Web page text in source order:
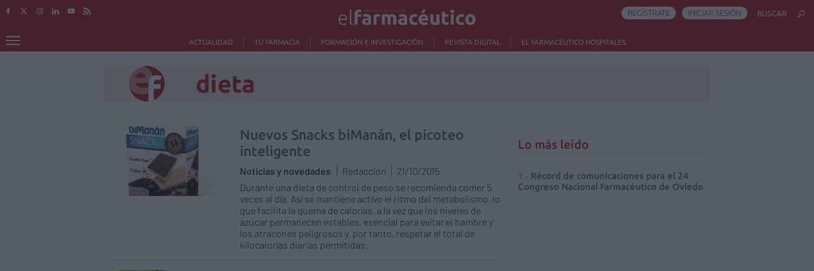
ACTUALIDAD TU FARMACIA FORMACIÓN E INVESTIGACIÓN REVISTA DIGITAL EL FARMACÉUTICO HOSPITALES
REGÍSTRATE INICIAR SESIÓN BUSCAR
dieta
Nuevos Snacks biManán, el picoteo
inteligente
Noticias y novedades Redacción
21/10/2015
Durante una dieta de control de peso se recomienda comer 5
veces al día. Así se mantiene activo el ritmo del metabolismo, lo
que facilita la quema de calorías, a la vez que los niveles de
azúcar permanecen estables, esencial para evitar el hambre y
los atracones peligrosos y, por tanto, respetar el total de
kilocalorías diarias permitidas.
Lo más leído
Récord de comunicaciones para el 24
Congreso Nacional Farmacéutico de Oviedo